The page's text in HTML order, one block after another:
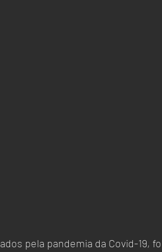
pela pandemia da Covid-19,